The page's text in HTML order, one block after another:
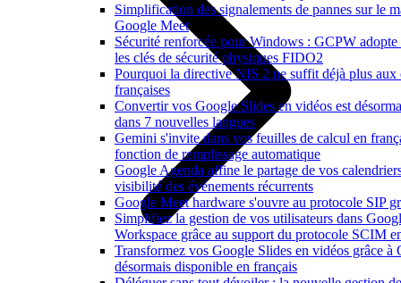
Simplification des signalements de pannes sur le
Google Meet
Sécurité renforcée pour Windows : GCPW adopte
les clés de sécurité physiques FIDO2
Pourquoi la directive NIS 2 ne suffit déjà plus aux
françaises
Convertir vos Google Slides en vidéos est
dans 7 nouvelles langues
Gemini s'invite dans vos feuilles de calcul en
fonction de remplissage automatique
Google Agenda affine le partage de vos
visibilité des événements récurrents
Google Meet hardware s'ouvre au protocole SIP
Simplifiez la gestion de vos utilisateurs dans
Workspace grâce au support du protocole SCIM
Transformez vos Google Slides en vidéos grâce à
désormais disponible en français